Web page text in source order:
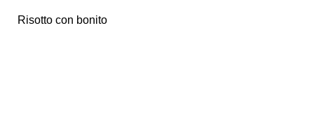
Risotto con bonito